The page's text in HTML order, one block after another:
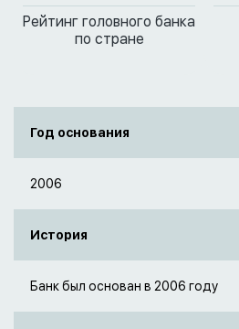
Рейтинг головного банка
по стране
Год основания
2006
История
Банк был основан в 2006 году